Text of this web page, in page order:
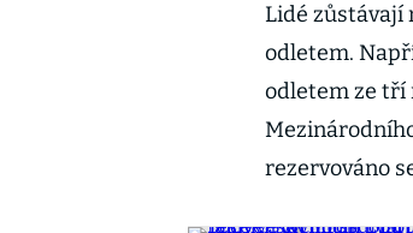
Lidé zůstávají
odletem.
odletem ze tří
rezervováno